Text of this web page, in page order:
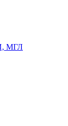
МГЛ